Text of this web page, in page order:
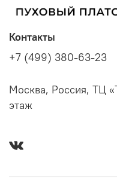
Контакты
+7 (499) 380-63-23
Москва, Россия, ТЦ
этаж